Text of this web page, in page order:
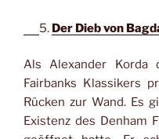
5. Der Dieb von
Als Alexander Korda
Fairbanks Klassikers
Rücken zur Wand. Es
Existenz des Denham